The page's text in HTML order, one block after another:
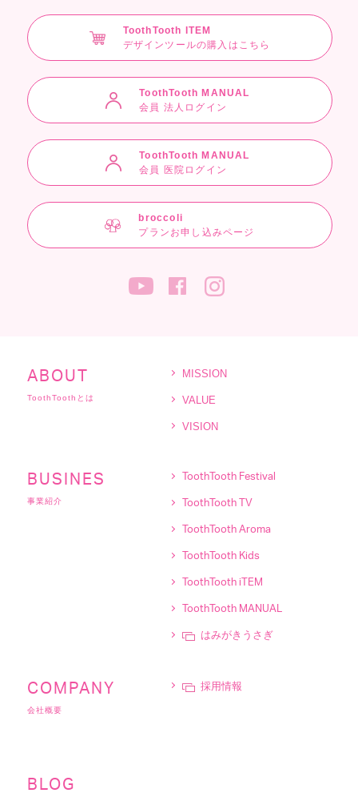
ToothTooth ITEM
デザインツールの購入はこちら
ToothTooth MANUAL
会員 法人ログイン
ToothTooth MANUAL
会員 医院ログイン
broccoli
プランお申し込みページ
ABOUT
ToothToothとは
MISSION
VALUE
VISION
BUSINES
事業紹介
ToothTooth Festival
ToothTooth TV
ToothTooth Aroma
ToothTooth Kids
ToothTooth iTEM
ToothTooth MANUAL
はみがきうさぎ
COMPANY
会社概要
採用情報
BLOG